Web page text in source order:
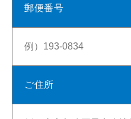
郵便番号
ご住所